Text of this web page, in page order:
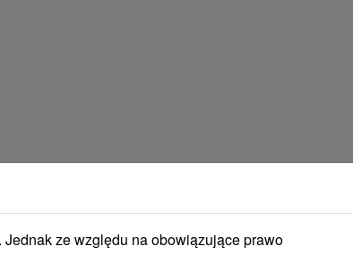
ze względu na obowiązujące prawo